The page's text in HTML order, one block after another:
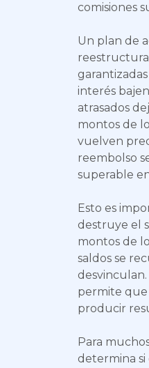
comisiones
Un plan de
interés
atrasados
montos de
vuelven
reembolso
superable
Esto es
destruye el
montos de
saldos se
desvinculan.
permite que
producir
Para
determina si